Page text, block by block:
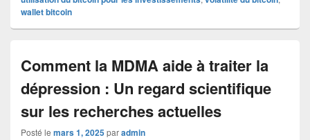
wallet bitcoin
Comment la MDMA aide à traiter la
dépression : Un regard scientifique
sur les recherches actuelles
Posté le mars 1, 2025paradmin